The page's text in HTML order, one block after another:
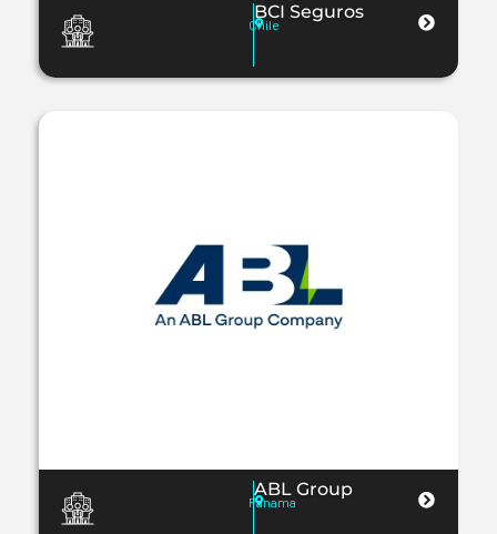
BCI Seguros
Chile
ABL Group
Panama